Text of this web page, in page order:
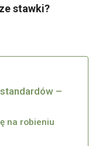
stawki?
–
na robieniu